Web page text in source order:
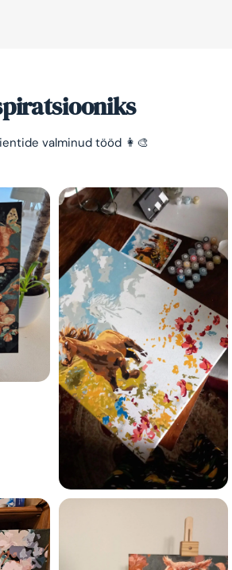
valminud tööd 👩‍🎨